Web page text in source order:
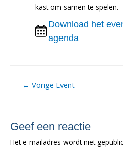
kast om samen te spelen.
Download het
agenda
Berichtnavigatie
← Vorige Event
Geef een reactie
Het e-mailadres wordt niet